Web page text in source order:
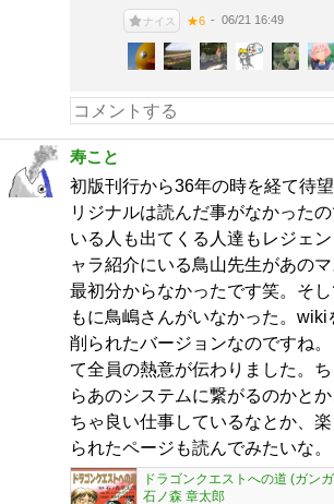
ナイス ★6 06/21 16:49
寿こと
初版刊行から36年の時を経て待
リジナルは読んだ事がなかった
いる人も出てくる人達もレジェ
ャラ紹介にいる鳥山先生があの
最初分からなかったです笑。そ
もに鳥嶋さんがいなかった。wiki
削られたバージョンなのですね
て全員の熱意が伝わりました。
らあのシステムに繋がるのかと
ちゃ良い仕事しているなとか、
られたページも読んでみたいな。
ドラゴンクエストへの道 (ガン
石ノ森 章太郎